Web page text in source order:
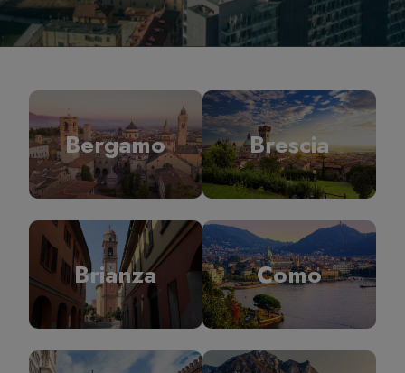
Bergamo Brescia
Brianza Como